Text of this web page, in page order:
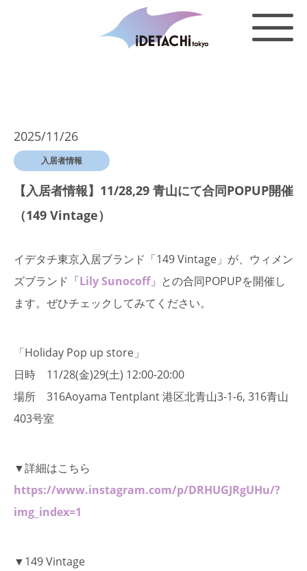
2025/11/26
入居者情報
【入居者情報】11/28,29 青山にて合同POPUP開催
（149 Vintage）
イデタチ東京入居ブランド「149 Vintage」が、ウィメン
ズブランド 「Lily Sunocoff」 との合同POPUPを開催し
ます。ぜひチェックしてみてください。
「Holiday Pop up store」
日時 11/28(金)29(土) 12:00-20:00
場所 316Aoyama Tentplant 港区北青山3-1-6, 316青山
403号室
▼詳細はこちら
https://www.instagram.com/p/DRHUGJRgUHu/?
img_index=1
▼149 Vintage